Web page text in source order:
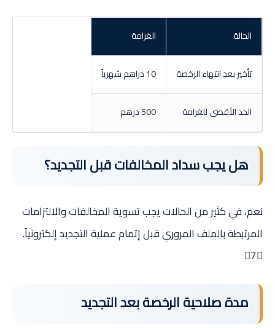
الحالة الغرامة
تأخير بعد انتهاء الرخصة 10 دراهم شهرياً
الحد الأقصى للغرامة 500 درهم
هل يجب سداد المخالفات قبل التجديد؟
نعم، في كثير من الحالات يجب تسوية المخالفات والالتزامات
المرتبطة بالملف المروري قبل إتمام عملية التجديد إلكترونياً.
7
مدة صلاحية الرخصة بعد التجديد